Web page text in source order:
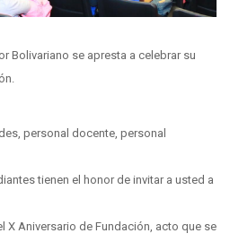
Bolivariano se apresta a celebrar su
personal docente, personal
tienen el honor de invitar a usted a
X Aniversario de Fundación, acto que se